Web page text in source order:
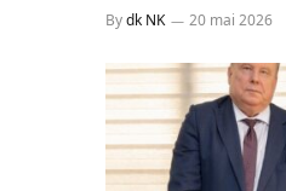
Bydk NK 20 mai 2026